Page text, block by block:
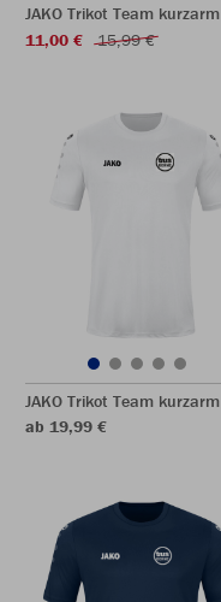
JAKO Trikot Team kurzarm
11,00 €
15,99 €
JAKO Trikot Team kurzarm
ab 19,99 €